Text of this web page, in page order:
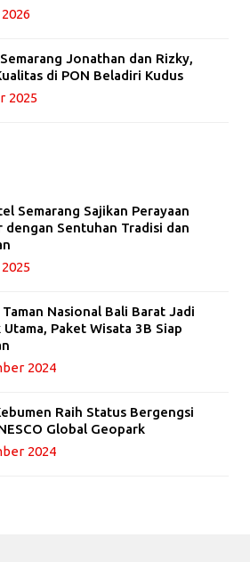
Jonathan dan Rizky,
di PON Beladiri Kudus
2025
Semarang Sajikan Perayaan
dengan Sentuhan Tradisi dan
Nasional Bali Barat Jadi
Utama, Paket Wisata 3B Siap
2024
Raih Status Bergengsi
Global Geopark
2024